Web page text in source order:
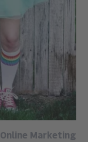
Online Marketing